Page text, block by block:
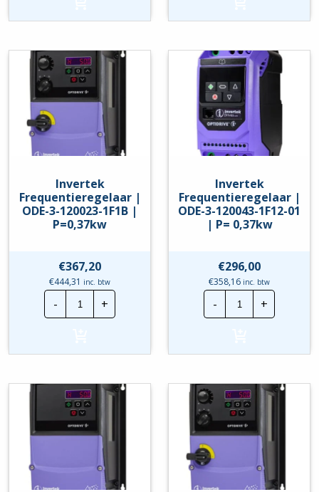
120023-
P=0,37kw
hoeveelheid
120023-
P=0,37kw
hoeveelheid
Invertek
Frequentieregelaar |
ODE-3-120023-1F1B |
P=0,37kw
€367,20
€444,31 inc. btw
-
Invertek
Frequentieregelaar
|
120023-
P=0,37kw
hoeveelheid
+
Invertek
Frequentieregelaar |
ODE-3-120043-1F12-01
| P= 0,37kw
€296,00
€358,16 inc. btw
-
Invertek
|
120043-
|
P=
0,37kw
hoeveelheid
+